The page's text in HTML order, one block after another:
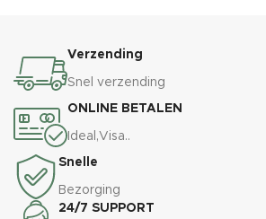
Verzending
Snel verzending
ONLINE BETALEN
Ideal,Visa..
Snelle
Bezorging
24/7 SUPPORT